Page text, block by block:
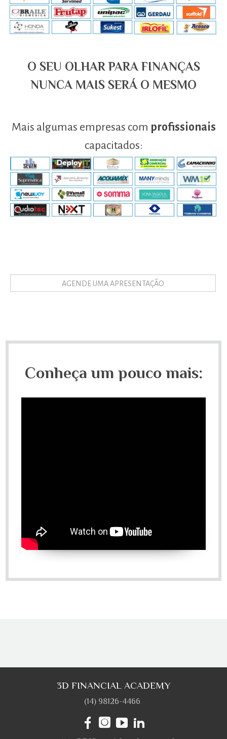
O SEU OLHAR PARA FINANÇAS
NUNCA MAIS SERÁ O MESMO
Mais algumas empresas com profissionais
capacitados:
AGENDE UMA APRESENTAÇÃO
Conheça um pouco mais:
3D FINANCIAL ACADEMY
(14) 98126-4466